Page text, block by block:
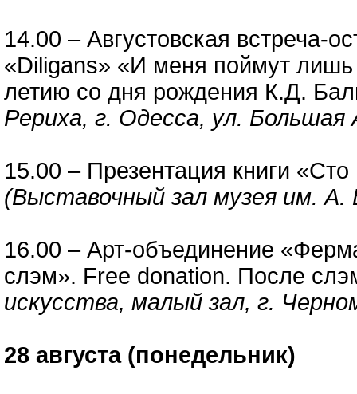
14.00 – Августовская встреча-
«Diligans» «И меня поймут
летию со дня рождения К.Д.
Рериха, г. Одесса, ул. Большая
15.00 – Презентация книги
(Выставочный зал музея им. А.
16.00 – Арт-объединение
слэм». Free donation. После
искусства, малый зал, г.
28 августа (понедельник)